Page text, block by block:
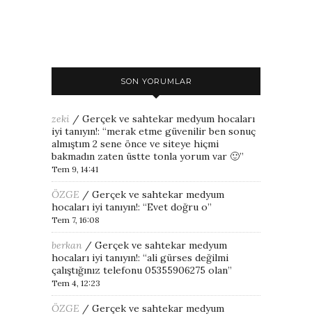
SON YORUMLAR
zeki / Gerçek ve sahtekar medyum hocaları
iyi tanıyın!: “merak etme güvenilir ben sonuç
almıştım 2 sene önce ve siteye hiçmi
bakmadın zaten üstte tonla yorum var 🙂”
Tem 9, 14:41
ÖZGE / Gerçek ve sahtekar medyum
hocaları iyi tanıyın!: “Evet doğru o”
Tem 7, 16:08
berkan / Gerçek ve sahtekar medyum
hocaları iyi tanıyın!: “ali gürses değilmi
çalıştığınız telefonu 05355906275 olan”
Tem 4, 12:23
ÖZGE / Gerçek ve sahtekar medyum